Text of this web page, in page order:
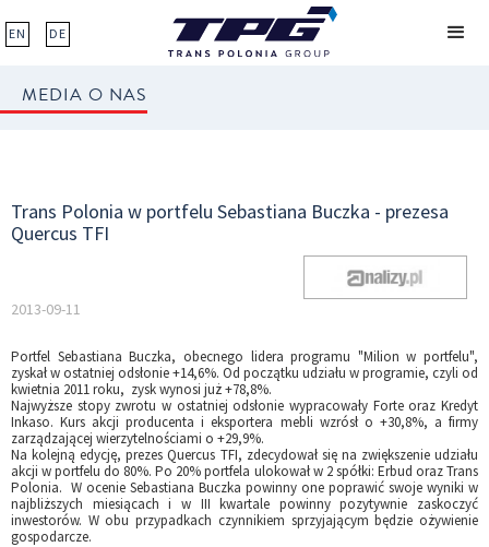
EN DE
MEDIA O NAS
Trans Polonia w portfelu Sebastiana Buczka - prezesa
Quercus TFI
2013-09-11
Portfel Sebastiana Buczka, obecnego lidera programu "Milion w portfelu",
zyskał w ostatniej odsłonie +14,6%. Od początku udziału w programie, czyli od
kwietnia 2011 roku, zysk wynosi już +78,8%.
Najwyższe stopy zwrotu w ostatniej odsłonie wypracowały Forte oraz Kredyt
Inkaso. Kurs akcji producenta i eksportera mebli wzrósł o +30,8%, a firmy
zarządzającej wierzytelnościami o +29,9%.
Na kolejną edycję, prezes Quercus TFI, zdecydował się na zwiększenie udziału
akcji w portfelu do 80%. Po 20% portfela ulokował w 2 spółki: Erbud oraz Trans
Polonia. W ocenie Sebastiana Buczka powinny one poprawić swoje wyniki w
najbliższych miesiącach i w III kwartale powinny pozytywnie zaskoczyć
inwestorów. W obu przypadkach czynnikiem sprzyjającym będzie ożywienie
gospodarcze.